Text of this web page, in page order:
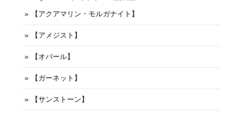
【アクアマリン・モルガナイト】
【アメジスト】
【オパール】
【ガーネット】
【サンストーン】